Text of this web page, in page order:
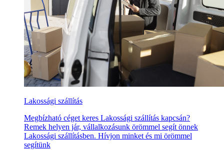
Lakossági szállítás
Megbízható céget keres Lakossági szállítás kapcsán?
Remek helyen jár, vállalkozásunk örömmel segít önnek
Lakossági szállításben. Hívjon minket és mi örömmel
segítünk